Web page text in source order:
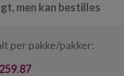
men kan bestilles
per pakke/pakker: